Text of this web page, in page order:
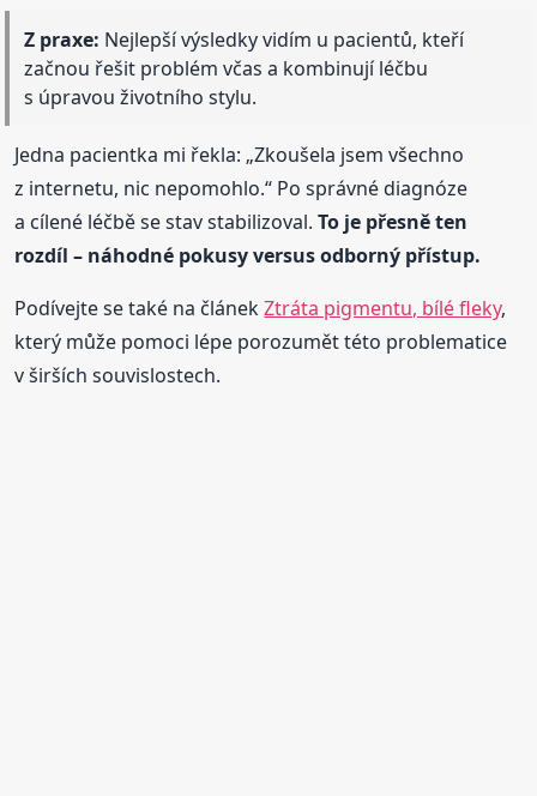
Z praxe: Nejlepší výsledky vidím u pacientů, kteří
začnou řešit problém včas a kombinují léčbu
s úpravou životního stylu.
Jedna pacientka mi řekla: „Zkoušela jsem všechno
z internetu, nic nepomohlo.“ Po správné diagnóze
a cílené léčbě se stav stabilizoval.To je přesně ten
rozdíl – náhodné pokusy versus odborný přístup.
Podívejte se také na článekZtráta pigmentu, bílé fleky,
který může pomoci lépe porozumět této problematice
v širších souvislostech.